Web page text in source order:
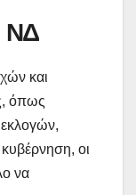
ΝΔ
και
όπως
κυβέρνηση, οι
να